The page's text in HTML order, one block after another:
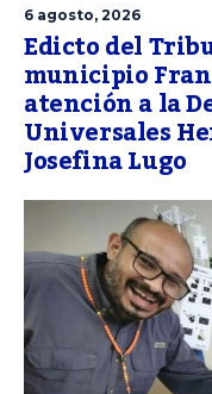
6 agosto, 2026
Edicto del
municipio
atención a la
Universales
Josefina Lugo